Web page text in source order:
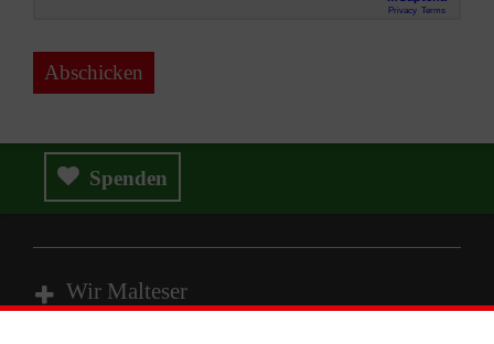
Abschicken
Spenden
Wir Malteser